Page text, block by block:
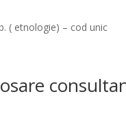
( etnologie) – cod unic